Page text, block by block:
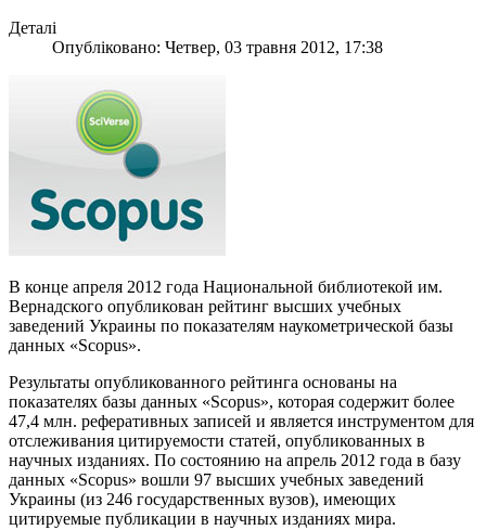
Деталі
Опубліковано: Четвер, 03 травня 2012, 17:38
В конце апреля 2012 года Национальной библиотекой им.
Вернадского опубликован рейтинг высших учебных
заведений Украины по показателям наукометрической базы
данных «Scopus».
Результаты опубликованного рейтинга основаны на
показателях базы данных «Scopus», которая содержит более
47,4 млн. реферативных записей и является инструментом для
отслеживания цитируемости статей, опубликованных в
научных изданиях. По состоянию на апрель 2012 года в базу
данных «Scopus» вошли 97 высших учебных заведений
Украины (из 246 государственных вузов), имеющих
цитируемые публикации в научных изданиях мира.